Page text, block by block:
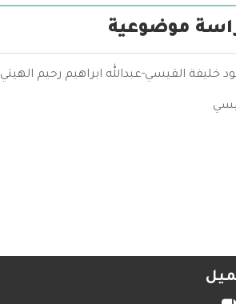
موضوعية
القيسي-عبدالله ابراهيم رحيم الهيتي